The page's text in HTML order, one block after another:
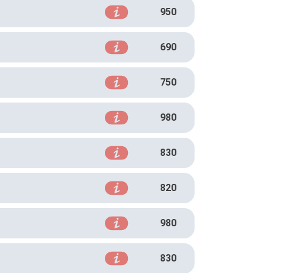
950
690
750
980
830
820
980
830